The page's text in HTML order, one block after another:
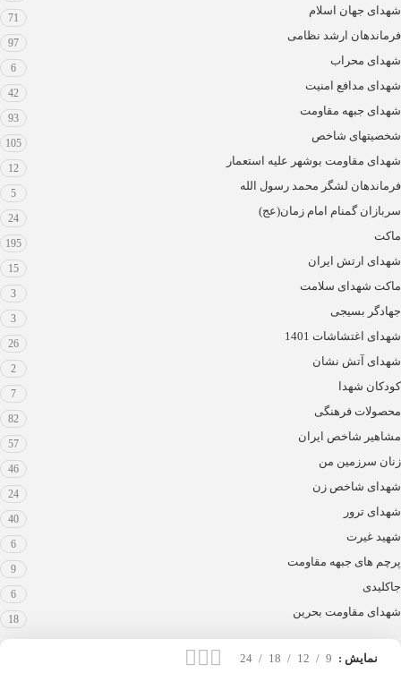
شهدای جهان اسلام
71
فرماندهان ارشد نظامی
97
شهدای محراب
6
شهدای مدافع امنیت
42
شهدای جبهه مقاومت
93
شخصیتهای شاخص
105
شهدای مقاومت بوشهر علیه استعمار
12
فرماندهان لشگر محمد رسول الله
5
سربازان گمنام امام زمان(عج)
24
ماکت
195
شهدای ارتش ایران
15
ماکت شهدای سلامت
3
جهادگر بسیجی
3
شهدای اغتشاشات 1401
26
شهدای آتش نشان
2
کودکان شهدا
7
محصولات فرهنگی
82
مشاهیر شاخص ایران
57
زنان سرزمین من
46
شهدای شاخص زن
24
شهدای ترور
40
شهید غیرت
6
پرچم های جبهه مقاومت
9
جاکلیدی
6
شهدای مقاومت بحرین
18
نمایش 9
12
18
24